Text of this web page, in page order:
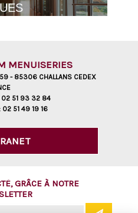
MENUISERIES
- 85306 CHALLANS CEDEX
02 51 93 32 84
02 51 49 19 16
GRÂCE À NOTRE